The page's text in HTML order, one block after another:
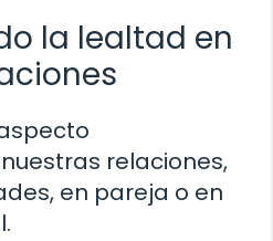
la lealtad en
relaciones,
en pareja o en